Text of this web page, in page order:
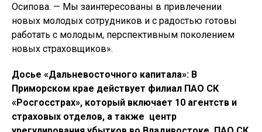
Осипова. — Мы заинтересованы в привлечении
новых молодых сотрудников и с радостью готовы
работать с молодым, перспективным поколением
новых страховщиков».
Досье «Дальневосточного капитала»: В
Приморском крае действует филиал ПАО СК
«Росгосстрах», который включает 10 агентств и
страховых отделов, а также центр